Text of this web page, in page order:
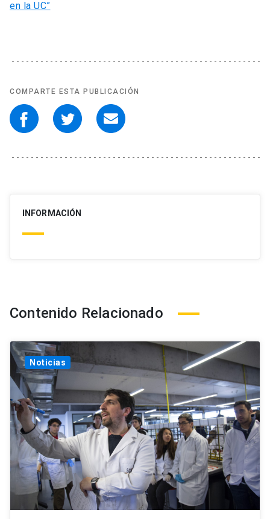
en la UC”
COMPARTE ESTA PUBLICACIÓN
INFORMACIÓN
Contenido Relacionado
Noticias